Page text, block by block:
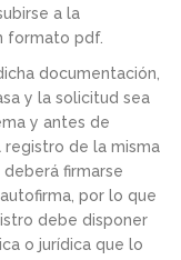
a la
formato pdf.
documentación,
y la solicitud sea
y antes de
de la misma
firmarse
por lo que
debe disponer
o jurídica que lo